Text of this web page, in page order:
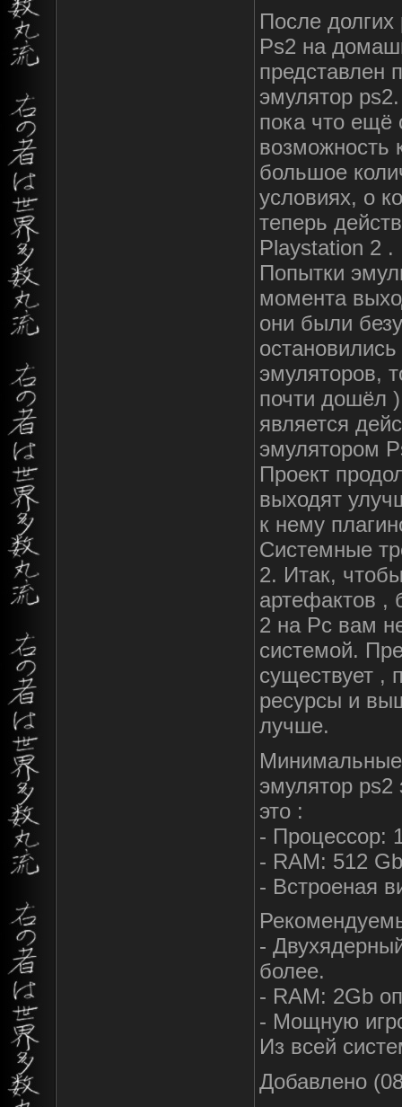
После долгих
Ps2 на
представлен
эмулятор
пока что ещё
возможность
большое
условиях, о
теперь
Playstation 2 .
Попытки
момента
они были
эмуляторов,
почти дошёл
является
эмулятором
Проект
выходят
к нему
Системные
2. Итак,
артефактов ,
2 на Pc вам
системой.
существует ,
ресурсы и
лучше.
Минимальные
эмулятор ps2
это :
- Процессор:
- RAM: 512
- Встроеная
-
более.
- RAM: 2Gb
- Мощную
Из всей
Добавлено